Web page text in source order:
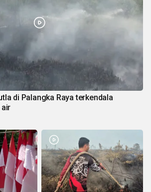
di Palangka Raya terkendala